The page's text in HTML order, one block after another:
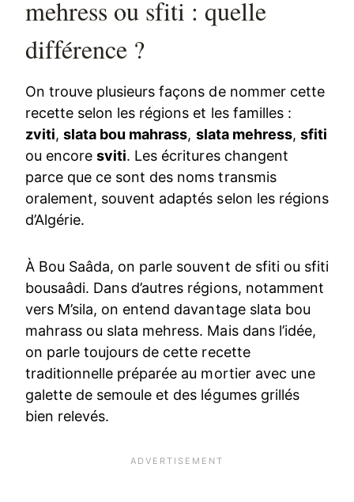
mehress ou sfiti : quelle
différence ?
On trouve plusieurs façons de nommer cette
recette selon les régions et les familles :
zviti,slata bou mahrass, slata mehress, sfiti
ou encoresviti. Les écritures changent
parce que ce sont des noms transmis
oralement, souvent adaptés selon les régions
d’Algérie.
À Bou Saâda, on parle souvent de sfiti ou sfiti
bousaâdi. Dans d’autres régions, notamment
vers M’sila, on entend davantage slata bou
mahrass ou slata mehress. Mais dans l’idée,
on parle toujours de cette recette
traditionnelle préparée au mortier avec une
galette de semoule et des légumes grillés
bien relevés.